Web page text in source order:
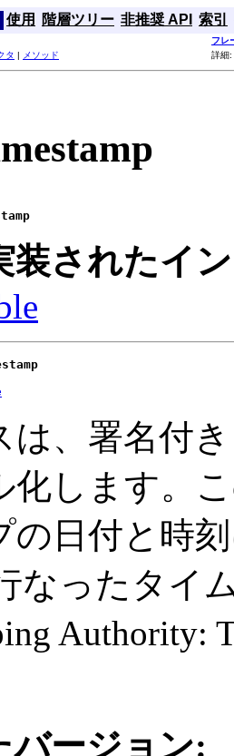
使用 階層ツリー 非推奨 API 索引
フレ
タ | メソッド 詳細
装されたイ
は、署名付
化します。
の日付と時
なったタイ
バージョン: